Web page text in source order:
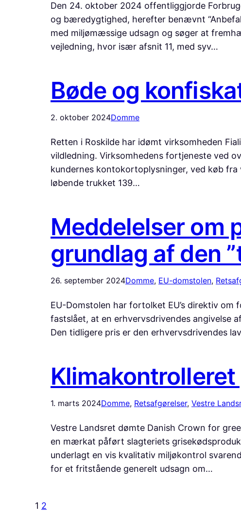
Den 24. oktober 2024 offentliggjorde
og bæredygtighed, herefter benævnt
med miljømæssige udsagn og søger at
vejledning, hvor især afsnit 11, med syv…
Bøde og
2. oktober 2024Domme
Retten i Roskilde har idømt virksomheden
vildledning. Virksomhedens fortjeneste ved
kundernes kontokortoplysninger, ved køb
løbende trukket 139…
Meddelelser om
grundlag af den
26. september 2024Domme, EU-domstolen,
EU-Domstolen har fortolket EU’s direktiv
fastslået, at en erhvervsdrivendes angivelse
Den tidligere pris er den erhvervsdrivendes
1. marts 2024Domme, Retsafgørelser, Vestre
Vestre Landsret dømte Danish Crown for
en mærkat påført slagteriets
underlagt en vis kvalitativ miljøkontrol
for et fritstående generelt udsagn om…
1 2